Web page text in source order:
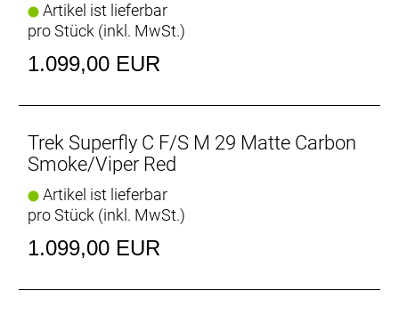
Artikel ist lieferbar
pro Stück (inkl. MwSt.)
1.099,00 EUR
Trek Superfly C F/S M 29 Matte Carbon
Smoke/Viper Red
Artikel ist lieferbar
pro Stück (inkl. MwSt.)
1.099,00 EUR